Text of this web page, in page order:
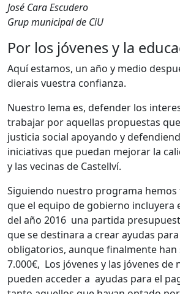
José Cara Escudero
Grup municipal de CiU
Por los jóvenes y la
Aquí estamos, un año y medio
dierais vuestra confianza.
Nuestro lema es, defender los
trabajar por aquellas propuestas
justicia social apoyando y
iniciativas que puedan mejorar la
y las vecinas de Castellví.
Siguiendo nuestro programa
que el equipo de gobierno incluyera
del año 2016 una partida
que se destinara a crear ayudas
obligatorios, aunque finalmente han
7.000€, Los jóvenes y las jóvenes de
pueden acceder a ayudas para el